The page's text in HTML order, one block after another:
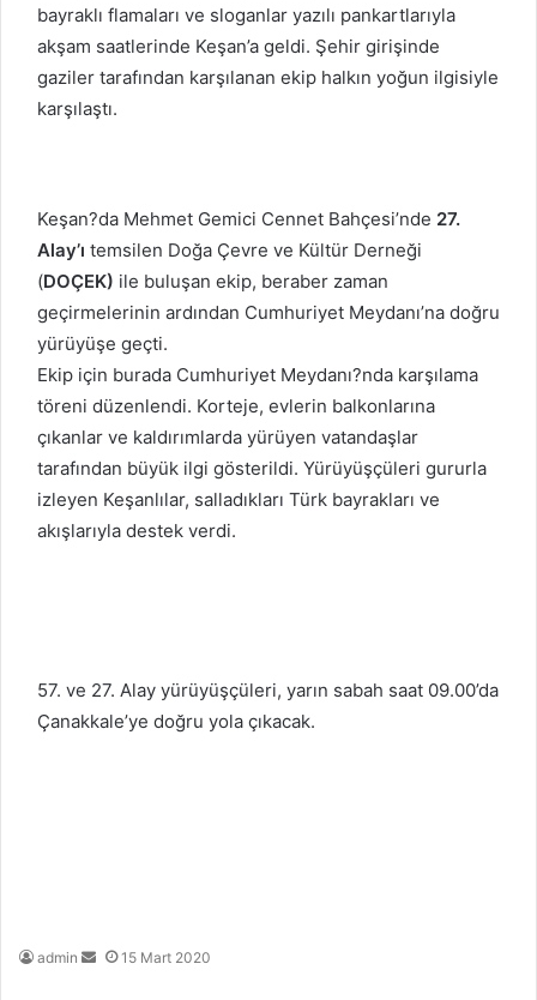
bayraklı flamaları ve sloganlar yazılı pankartlarıyla
akşam saatlerinde Keşan’a geldi. Şehir girişinde
gaziler tarafından karşılanan ekip halkın yoğun ilgisiyle
karşılaştı.
Keşan?da Mehmet Gemici Cennet Bahçesi’nde 27.
Alay’ı temsilen Doğa Çevre ve Kültür Derneği
(DOÇEK) ile buluşan ekip, beraber zaman
geçirmelerinin ardından Cumhuriyet Meydanı’na doğru
yürüyüşe geçti.
Ekip için burada Cumhuriyet Meydanı?nda karşılama
töreni düzenlendi. Korteje, evlerin balkonlarına
çıkanlar ve kaldırımlarda yürüyen vatandaşlar
tarafından büyük ilgi gösterildi. Yürüyüşçüleri gururla
izleyen Keşanlılar, salladıkları Türk bayrakları ve
akışlarıyla destek verdi.
57. ve 27. Alay yürüyüşçüleri, yarın sabah saat 09.00’da
Çanakkale’ye doğru yola çıkacak.
admin
Bir 15 Mart 2020